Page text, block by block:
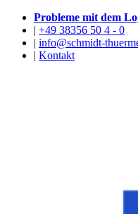
Probleme mit dem
| +49 38356 50 4 - 0
| info@schmidt-
| Kontakt